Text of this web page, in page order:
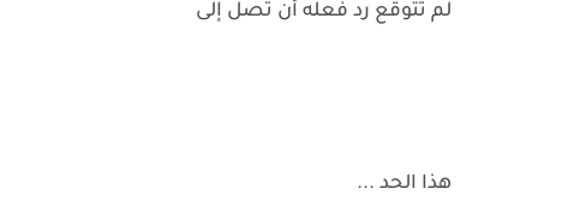
لم تتوقع رد فعله أن تصل إلى
هذا الحد ...